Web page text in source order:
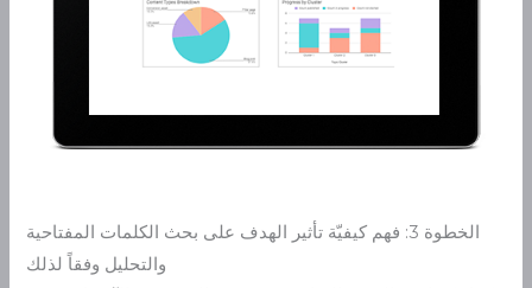
الخطوة 3: فهم كيفيّة تأثير الهدف على بحث الكلمات المفتاحية
والتحليل وفقاً لذلك